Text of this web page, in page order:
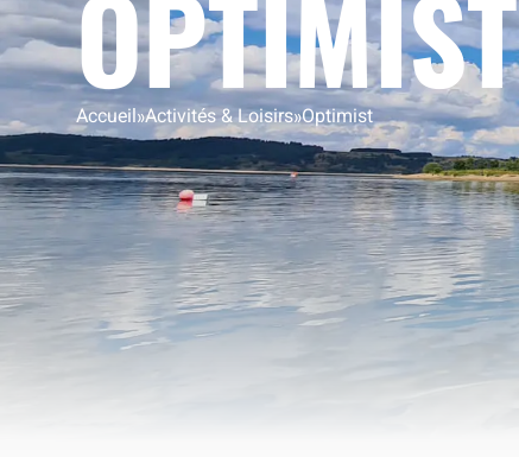
OPTIMIST
Accueil»Activités & Loisirs»Optimist